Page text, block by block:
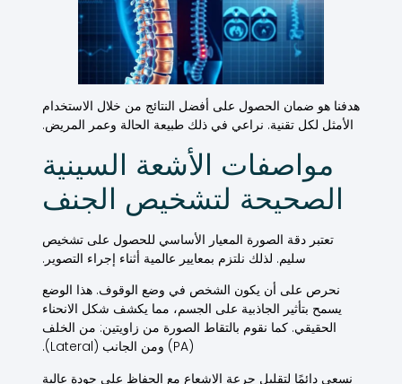
هدفنا هو ضمان الحصول على أفضل النتائج من خلال الاستخدام
الأمثل لكل تقنية. نراعي في ذلك طبيعة الحالة وعمر المريض.
مواصفات الأشعة السينية
الصحيحة لتشخيص الجنف
تعتبر دقة الصورة المعيار الأساسي للحصول علىتشخيص
سليم. لذلك نلتزم بمعايير عالمية أثناء إجراء التصوير.
نحرص على أن يكون الشخص في وضع الوقوف. هذا الوضع
يسمح بتأثير الجاذبية على الجسم، مما يكشف شكل الانحناء
الحقيقي. كما نقوم بالتقاط الصورة من زاويتين: من الخلف
(PA) ومن الجانب (Lateral).
نسعى دائمًا لتقليل جرعة الإشعاع مع الحفاظ على جودة عالية